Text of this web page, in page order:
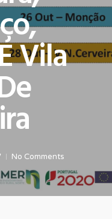
Vila
No Comments